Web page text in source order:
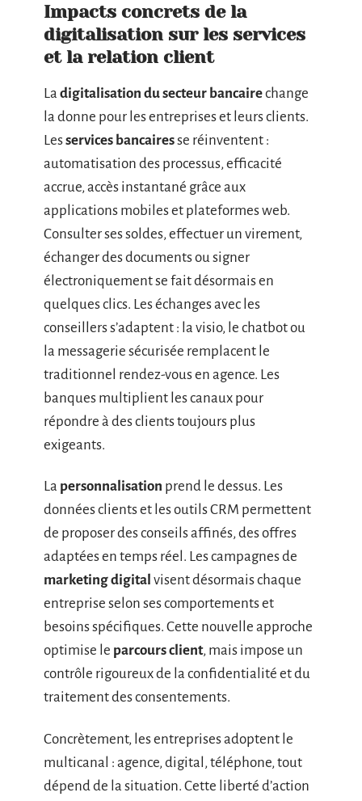
Impacts concrets de la
digitalisation sur les services
et la relation client
La digitalisation du secteur bancairechange
la donne pour les entreprises et leurs clients.
Lesservices bancairesse réinventent :
automatisation des processus, efficacité
accrue, accès instantané grâce aux
applications mobiles et plateformes web.
Consulter ses soldes, effectuer un virement,
échanger des documents ou signer
électroniquement se fait désormais en
quelques clics. Les échanges avec les
conseillers s’adaptent : la visio, le chatbot ou
la messagerie sécurisée remplacent le
traditionnel rendez-vous en agence. Les
banques multiplient les canaux pour
répondre à des clients toujours plus
exigeants.
La personnalisation prend le dessus. Les
données clients et les outils CRM permettent
de proposer des conseils affinés, des offres
adaptées en temps réel. Les campagnes de
marketing digital visent désormais chaque
entreprise selon ses comportements et
besoins spécifiques. Cette nouvelle approche
optimise le parcours client, mais impose un
contrôle rigoureux de la confidentialité et du
traitement des consentements.
Concrètement, les entreprises adoptent le
multicanal : agence, digital, téléphone, tout
dépend de la situation. Cette liberté d’action